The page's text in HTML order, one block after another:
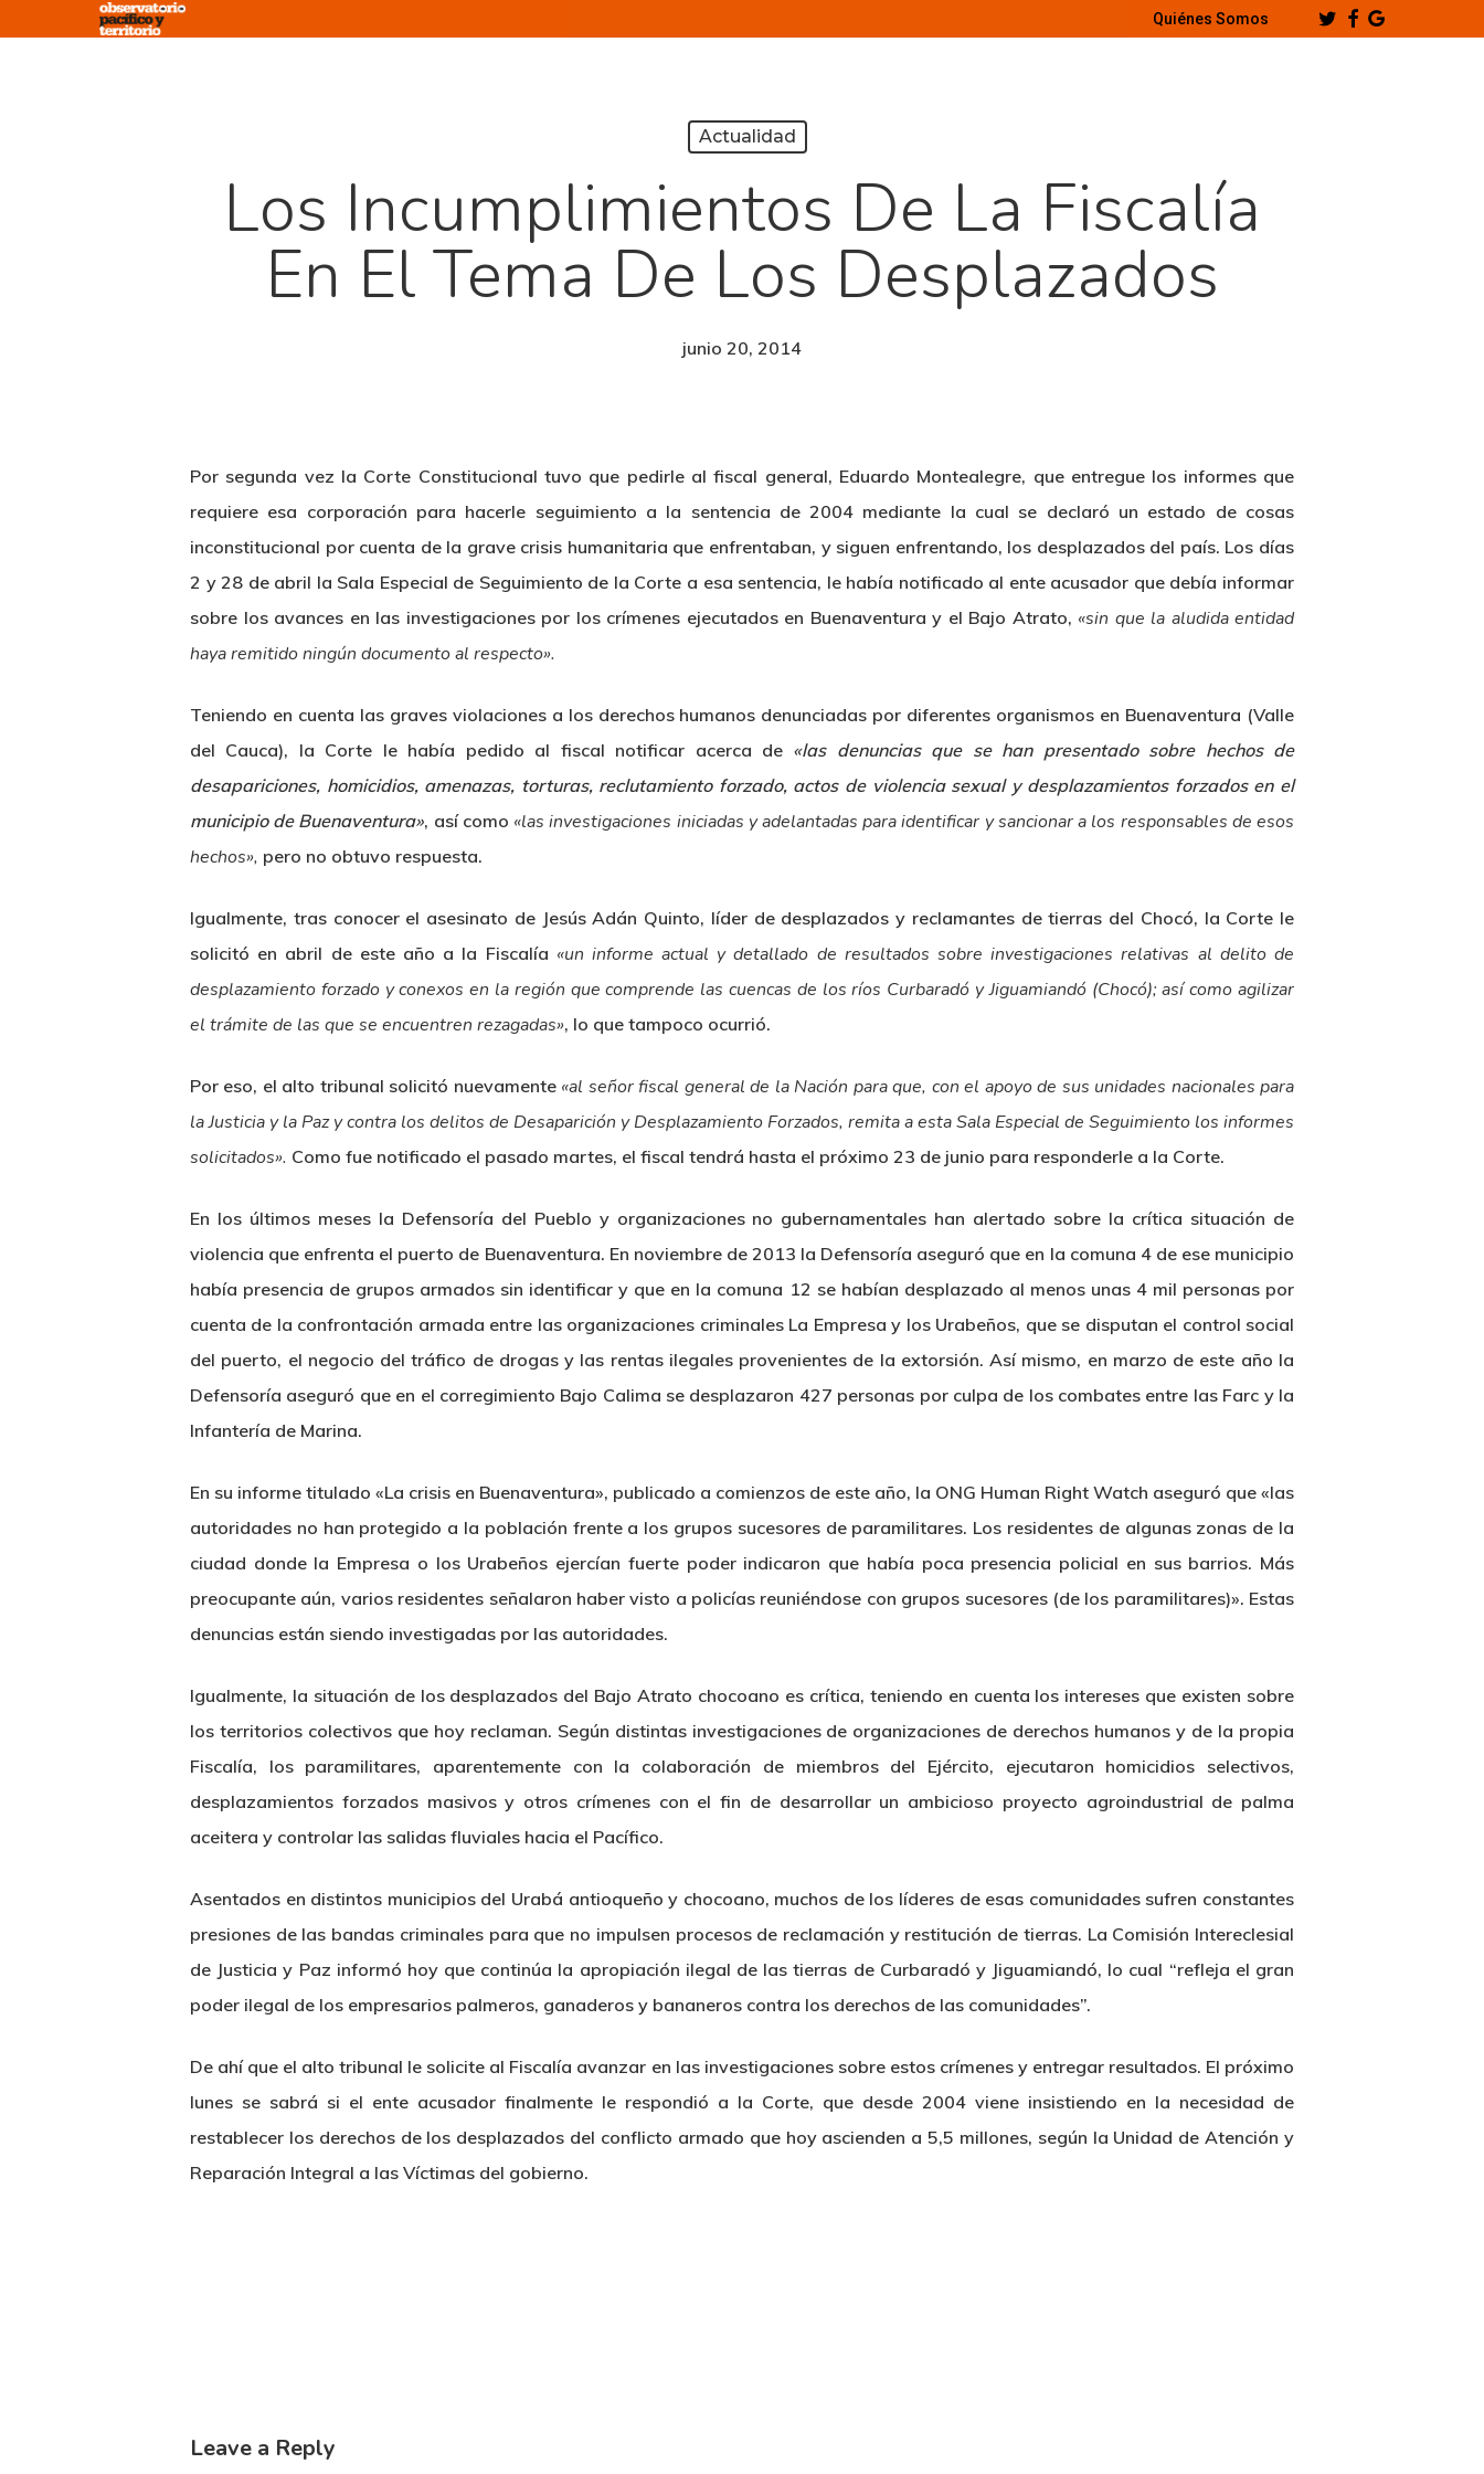
Quiénes Somos TwitterFacebook
Google-
Plus
Actualidad
Los Incumplimientos De La Fiscalía
En El Tema De Los Desplazados
junio 20, 2014
Por segunda vez la Corte Constitucional tuvo que pedirle al fiscal general, Eduardo Montealegre, que entregue los informes que
requiere esa corporación para hacerle seguimiento a la sentencia de 2004 mediante la cual se declaró un estado de cosas
inconstitucional por cuenta de la grave crisis humanitaria que enfrentaban, y siguen enfrentando, los desplazados del país. Los días
2 y 28 de abril la Sala Especial de Seguimiento de la Corte a esa sentencia, le había notificado al ente acusador que debía informar
sobre los avances en las investigaciones por los crímenes ejecutados en Buenaventura y el Bajo Atrato, «sin que la aludida entidad
haya remitido ningún documento al respecto».
Teniendo en cuenta las graves violaciones a los derechos humanos denunciadas por diferentes organismos en Buenaventura (Valle
del Cauca), la Corte le había pedido al fiscal notificar acerca de «las denuncias que se han presentado sobre hechos de
desapariciones, homicidios, amenazas, torturas, reclutamiento forzado, actos de violencia sexual y desplazamientos forzados en el
municipio de Buenaventura», así como «las investigaciones iniciadas y adelantadas para identificar y sancionar a los responsables de esos
hechos», pero no obtuvo respuesta.
Igualmente, tras conocer el asesinato de Jesús Adán Quinto, líder de desplazados y reclamantes de tierras del Chocó, la Corte le
solicitó en abril de este año a la Fiscalía «un informe actual y detallado de resultados sobre investigaciones relativas al delito de
desplazamiento forzado y conexos en la región que comprende las cuencas de los ríos Curbaradó y Jiguamiandó (Chocó); así como agilizar
el trámite de las que se encuentren rezagadas», lo que tampoco ocurrió.
Por eso, el alto tribunal solicitó nuevamente«al señor fiscal general de la Nación para que, con el apoyo de sus unidades nacionales para
la Justicia y la Paz y contra los delitos de Desaparición y Desplazamiento Forzados, remita a esta Sala Especial de Seguimiento los informes
solicitados». Como fue notificado el pasado martes, el fiscal tendrá hasta el próximo 23 de junio para responderle a la Corte.
En los últimos meses la Defensoría del Pueblo y organizaciones no gubernamentales han alertado sobre la crítica situación de
violencia que enfrenta el puerto de Buenaventura. En noviembre de 2013 la Defensoría aseguró que en la comuna 4 de ese municipio
había presencia de grupos armados sin identificar y que en la comuna 12 se habían desplazado al menos unas 4 mil personas por
cuenta de la confrontación armada entre las organizaciones criminales La Empresa y los Urabeños, que se disputan el control social
del puerto, el negocio del tráfico de drogas y las rentas ilegales provenientes de la extorsión. Así mismo, en marzo de este año la
Defensoría aseguró que en el corregimiento Bajo Calima se desplazaron 427 personas por culpa de los combates entre las Farc y la
Infantería de Marina.
En su informe titulado «La crisis en Buenaventura», publicado a comienzos de este año, la ONG Human Right Watch aseguró que «las
autoridades no han protegido a la población frente a los grupos sucesores de paramilitares. Los residentes de algunas zonas de la
ciudad donde la Empresa o los Urabeños ejercían fuerte poder indicaron que había poca presencia policial en sus barrios. Más
preocupante aún, varios residentes señalaron haber visto a policías reuniéndose con grupos sucesores (de los paramilitares)». Estas
denuncias están siendo investigadas por las autoridades.
Igualmente, la situación de los desplazados del Bajo Atrato chocoano es crítica, teniendo en cuenta los intereses que existen sobre
los territorios colectivos que hoy reclaman. Según distintas investigaciones de organizaciones de derechos humanos y de la propia
Fiscalía, los paramilitares, aparentemente con la colaboración de miembros del Ejército, ejecutaron homicidios selectivos,
desplazamientos forzados masivos y otros crímenes con el fin de desarrollar un ambicioso proyecto agroindustrial de palma
aceitera y controlar las salidas fluviales hacia el Pacífico.
Asentados en distintos municipios del Urabá antioqueño y chocoano, muchos de los líderes de esas comunidades sufren constantes
presiones de las bandas criminales para que no impulsen procesos de reclamación y restitución de tierras. La Comisión Intereclesial
de Justicia y Paz informó hoy que continúa la apropiación ilegal de las tierras de Curbaradó y Jiguamiandó, lo cual “refleja el gran
poder ilegal de los empresarios palmeros, ganaderos y bananeros contra los derechos de las comunidades”.
De ahí que el alto tribunal le solicite al Fiscalía avanzar en las investigaciones sobre estos crímenes y entregar resultados. El próximo
lunes se sabrá si el ente acusador finalmente le respondió a la Corte, que desde 2004 viene insistiendo en la necesidad de
restablecer los derechos de los desplazados del conflicto armado que hoy ascienden a 5,5 millones, según la Unidad de Atención y
Reparación Integral a las Víctimas del gobierno.
Leave a Reply